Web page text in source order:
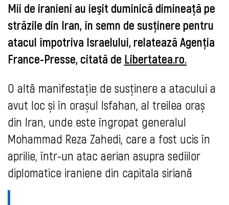
Mii de iranieni au ieşit duminică dimineaţă pe
străzile din Iran, în semn de susţinere pentru
atacul împotriva Israelului, relatează Agenţia
France-Presse, citată de Libertatea.ro.
O altă manifestație de susținere a atacului a
avut loc și în orașul Isfahan, al treilea oraș
din Iran, unde este îngropat generalul
Mohammad Reza Zahedi, care a fost ucis în
aprilie, într-un atac aerian asupra sediilor
diplomatice iraniene din capitala siriană